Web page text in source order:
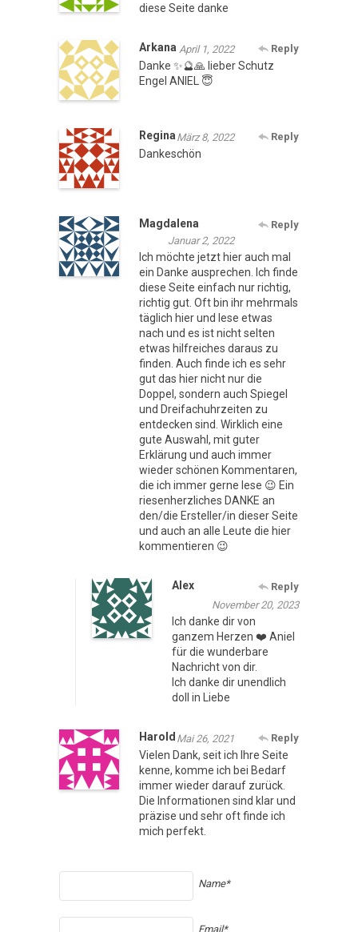
diese Seite danke
Arkana Reply
April 1, 2022
Danke ✨🔮🙏 lieber Schutz
Engel ANIEL 😇
Regina Reply
März 8, 2022
Dankeschön
Magdalena
Reply
Januar 2, 2022
Ich möchte jetzt hier auch mal
ein Danke ausprechen. Ich finde
diese Seite einfach nur richtig,
richtig gut. Oft bin ihr mehrmals
täglich hier und lese etwas
nach und es ist nicht selten
etwas hilfreiches daraus zu
finden. Auch finde ich es sehr
gut das hier nicht nur die
Doppel, sondern auch Spiegel
und Dreifachuhrzeiten zu
entdecken sind. Wirklich eine
gute Auswahl, mit guter
Erklärung und auch immer
wieder schönen Kommentaren,
die ich immer gerne lese 😉 Ein
riesenherzliches DANKE an
den/die Ersteller/in dieser Seite
und auch an alle Leute die hier
kommentieren 😉
Alex
Reply
November 20, 2023
Ich danke dir von
ganzem Herzen ❤️ Aniel
für die wunderbare
Nachricht von dir.
Ich danke dir unendlich
doll in Liebe
Harold Reply
Mai 26, 2021
Vielen Dank, seit ich Ihre Seite
kenne, komme ich bei Bedarf
immer wieder darauf zurück.
Die Informationen sind klar und
präzise und sehr oft finde ich
mich perfekt.
Name*
Email*